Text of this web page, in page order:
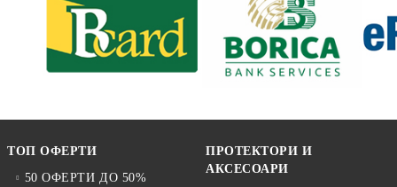
ТОП ОФЕРТИ
50 ОФЕРТИ ДО 50%
ПРОТЕКТОРИ И
АКСЕСОАРИ